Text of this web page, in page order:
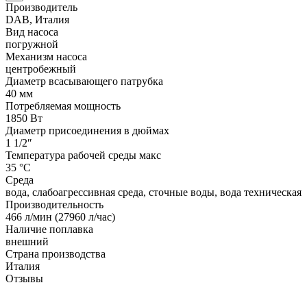
Производитель
DAB, Италия
Вид насоса
погружной
Механизм насоса
центробежный
Диаметр всасывающего патрубка
40 мм
Потребляемая мощность
1850 Вт
Диаметр присоединения в дюймах
1 1/2″
Температура рабочей среды макс
35 °С
Среда
вода, слабоагрессивная среда, сточные воды, вода техническая
Производительность
466 л/мин (27960 л/час)
Наличие поплавка
внешний
Страна производства
Италия
Отзывы